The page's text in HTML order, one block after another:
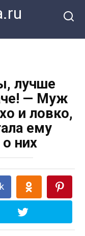
лучше
— Муж
и ловко,
ему
них